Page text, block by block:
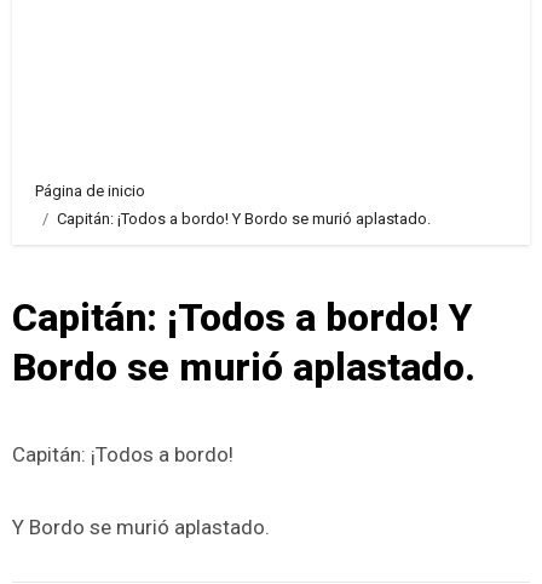
Página de inicio
Capitán: ¡Todos a bordo! Y Bordo se murió aplastado.
Capitán: ¡Todos a bordo! Y
Bordo se murió aplastado.
Capitán: ¡Todos a bordo!
Y Bordo se murió aplastado.